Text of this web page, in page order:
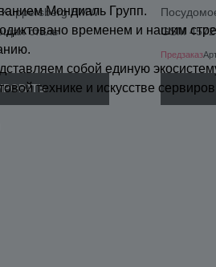
HMW
сталь
GSM
Предзаказ
Мондиаль Групп.
временем и нашим
собой единую
технике и искусстве